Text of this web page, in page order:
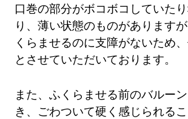
口巻の部分がボコボコしていた
り、薄い状態のものがあります
くらませるのに支障がないため
とさせていただいております。
また、ふくらませる前のバルー
き、ごわついて硬く感じられる